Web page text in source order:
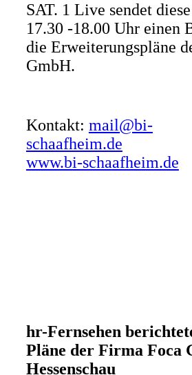
SAT. 1 Live sendet
17.30 -18.00 Uhr einen
die Erweiterungspläne
GmbH.
Kontakt: mail@bi-
schaafheim.de
www.bi-schaafheim.de
hr-Fernsehen
Pläne der Firma Foca
Hessenschau